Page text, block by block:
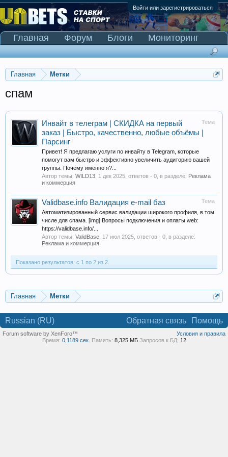
Войти или зарегистрироваться
Главная Метки
спам
Тема
Инвайт в телеграм | СКИДКА на первый
заказ | Быстро, качественно, любые объёмы |
Парсинг
Привет! Я предлагаю услуги по инвайту в Telegram, которые
помогут вам быстро и эффективно увеличить аудиторию вашей
группы. Почему именно я?...
Автор темы: WILD13 1 дек 2025 , ответов - 0, в разделе: Реклама
и коммерция
Тема
Validbase.info Валидация e-mail баз
Автоматизированный сервис валидации широкого профиля, в том
числе для спама. [img] Вопросы подключения и оплаты web:
https://validbase.info/...
Автор темы: ValidBase 17 июл 2025 , ответов - 0, в разделе:
Реклама и коммерция
Показано результатов: с 1 по 2 из 2.
Главная Метки
Главная Форум Блоги
Мониторинг
Сканер Pinnacle
Russian (RU) Обратная связь Помощь
Условия и правила
Forum software by XenForo™
Время: 0,1189 сек. Память: 8,325 МБ Запросов к БД: 12